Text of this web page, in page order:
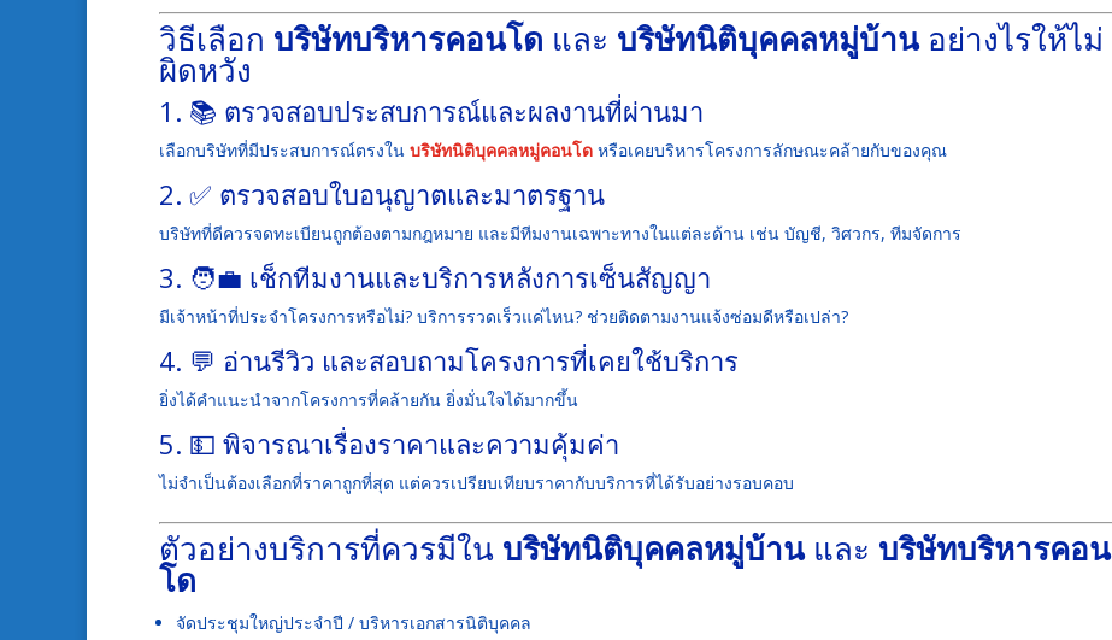
วิธีเลือก บริษัทบริหารคอนโด และ บริษัทนิติบุคคลหมู่บ้านอย่างไรให้ไม่
ผิดหวัง
1. 📚 ตรวจสอบประสบการณ์และผลงานที่ผ่านมา
เลือกบริษัทที่มีประสบการณ์ตรงใน บริษัทนิติบุคคลหมู่คอนโด หรือเคยบริหารโครงการลักษณะคล้ายกับของคุณ
2. ✅ ตรวจสอบใบอนุญาตและมาตรฐาน
บริษัทที่ดีควรจดทะเบียนถูกต้องตามกฎหมาย และมีทีมงานเฉพาะทางในแต่ละด้าน เช่น บัญชี, วิศวกร, ทีมจัดการ
3. 🧑‍💼 เช็กทีมงานและบริการหลังการเซ็นสัญญา
มีเจ้าหน้าที่ประจำโครงการหรือไม่? บริการรวดเร็วแค่ไหน? ช่วยติดตามงานแจ้งซ่อมดีหรือเปล่า?
4. 💬 อ่านรีวิว และสอบถามโครงการที่เคยใช้บริการ
ยิ่งได้คำแนะนำจากโครงการที่คล้ายกัน ยิ่งมั่นใจได้มากขึ้น
5. 💵 พิจารณาเรื่องราคาและความคุ้มค่า
ไม่จำเป็นต้องเลือกที่ราคาถูกที่สุด แต่ควรเปรียบเทียบราคากับบริการที่ได้รับอย่างรอบคอบ
ตัวอย่างบริการที่ควรมีใน บริษัทนิติบุคคลหมู่บ้านและ บริษัทบริหารคอน
โด
จัดประชุมใหญ่ประจำปี / บริหารเอกสารนิติบุคคล